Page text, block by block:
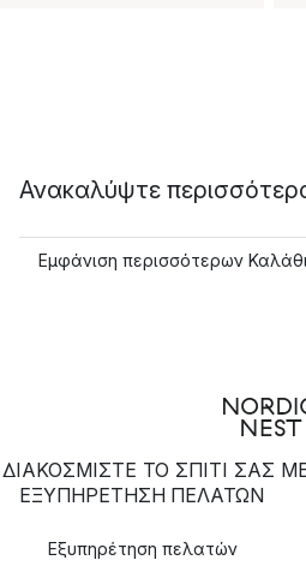
Ανακαλύψτε
Εμφάνιση περισσότερων
ΔΙΑΚΟΣΜΙΣΤΕ ΤΟ ΣΠΙΤΙ ΣΑΣ
ΕΞΥΠΗΡΈΤΗΣΗ ΠΕΛΑΤΏΝ
Εξυπηρέτηση πελατών